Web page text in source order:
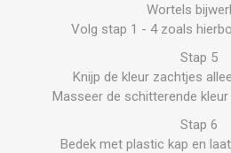
Wortels
Volg stap 1 - 4 zoals
Stap 5
Knijp de kleur zachtjes
Masseer de schitterende
Stap 6
Bedek met plastic kap en